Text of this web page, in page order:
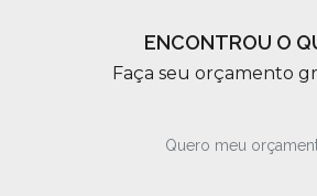
ENCONTROU O
Faça seu orçamento
Quero meu